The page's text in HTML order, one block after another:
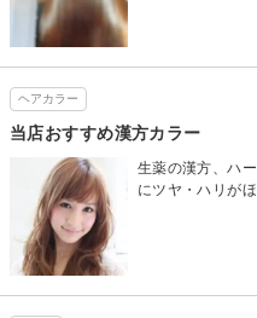
ヘアカラー
当店おすすめ漢方カラー
生薬の漢方、ハ
にツヤ・ハリが